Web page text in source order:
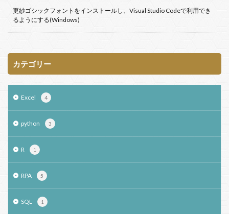
更紗ゴシックフォントをインストールし、Visual Studio Codeで利用でき
るようにする(Windows)
カテゴリー
Excel 4
python 3
R 1
RPA 5
SQL 1